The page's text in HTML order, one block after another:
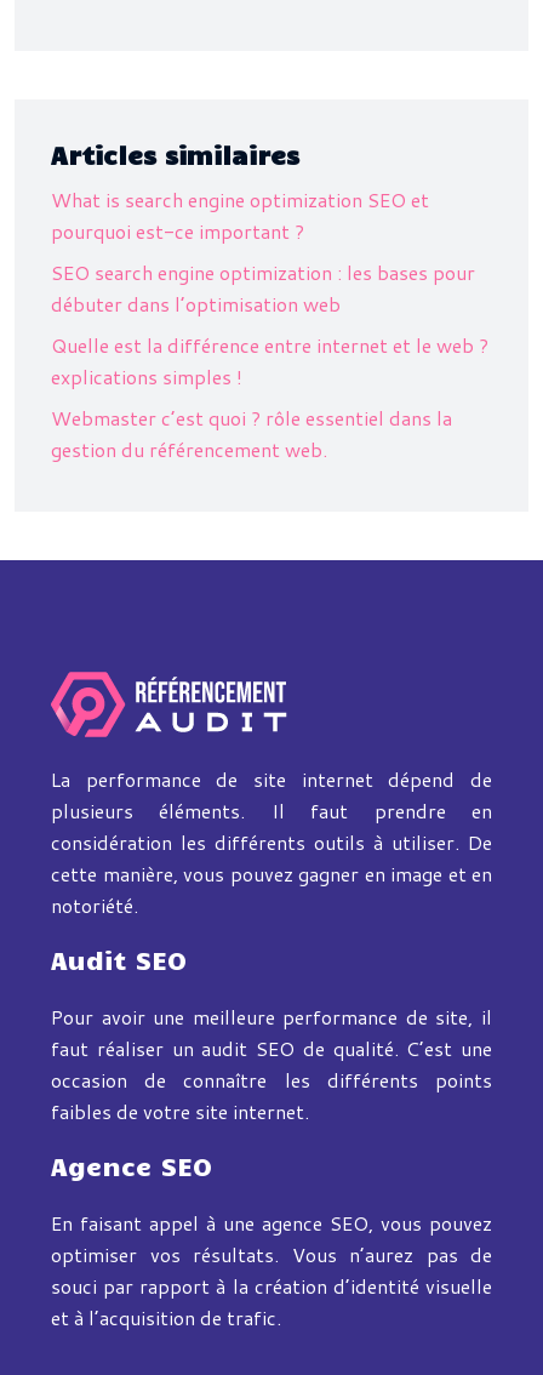
Articles similaires
What is search engine optimization SEO et
pourquoi est-ce important ?
SEO search engine optimization : les bases pour
débuter dans l’optimisation web
Quelle est la différence entre internet et le web ?
explications simples !
Webmaster c’est quoi ? rôle essentiel dans la
gestion du référencement web.
La performance de site internet dépend de
plusieurs éléments. Il faut prendre en
considération les différents outils à utiliser. De
cette manière, vous pouvez gagner en image et en
notoriété.
Audit SEO
Pour avoir une meilleure performance de site, il
faut réaliser un audit SEO de qualité. C’est une
occasion de connaître les différents points
faibles de votre site internet.
Agence SEO
En faisant appel à une agence SEO, vous pouvez
optimiser vos résultats. Vous n’aurez pas de
souci par rapport à la création d’identité visuelle
et à l’acquisition de trafic.